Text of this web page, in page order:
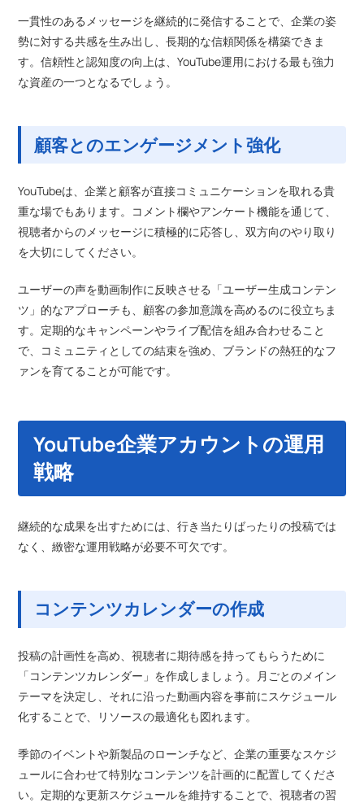
一貫性のあるメッセージを継続的に発信することで、企業の姿
勢に対する共感を生み出し、長期的な信頼関係を構築できま
す。信頼性と認知度の向上は、YouTube運用における最も強力
な資産の一つとなるでしょう。
顧客とのエンゲージメント強化
YouTubeは、企業と顧客が直接コミュニケーションを取れる貴
重な場でもあります。コメント欄やアンケート機能を通じて、
視聴者からのメッセージに積極的に応答し、双方向のやり取り
を大切にしてください。
ユーザーの声を動画制作に反映させる「ユーザー生成コンテン
ツ」的なアプローチも、顧客の参加意識を高めるのに役立ちま
す。定期的なキャンペーンやライブ配信を組み合わせること
で、コミュニティとしての結束を強め、ブランドの熱狂的なフ
ァンを育てることが可能です。
YouTube企業アカウントの運用
戦略
継続的な成果を出すためには、行き当たりばったりの投稿では
なく、緻密な運用戦略が必要不可欠です。
コンテンツカレンダーの作成
投稿の計画性を高め、視聴者に期待感を持ってもらうために
「コンテンツカレンダー」を作成しましょう。月ごとのメイン
テーマを決定し、それに沿った動画内容を事前にスケジュール
化することで、リソースの最適化も図れます。
季節のイベントや新製品のローンチなど、企業の重要なスケジ
ュールに合わせて特別なコンテンツを計画的に配置してくださ
い。定期的な更新スケジュールを維持することで、視聴者の習